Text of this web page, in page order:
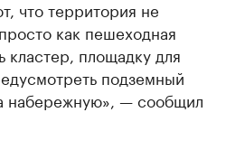
что территория не
как пешеходная
кластер, площадку для
подземный
набережную», — сообщил